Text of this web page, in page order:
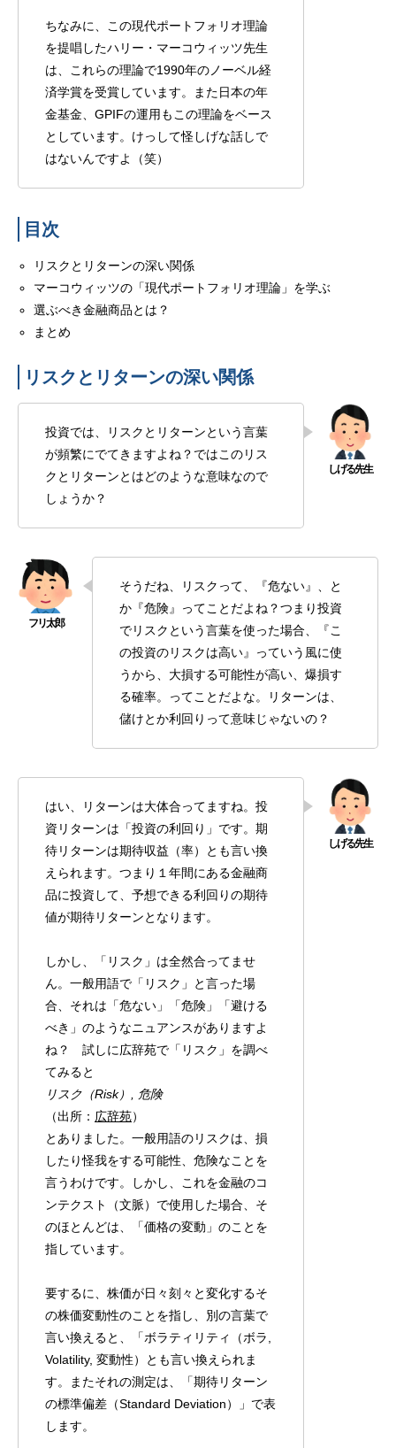
ちなみに、この現代ポートフォリオ理論
を提唱したハリー・マーコウィッツ先生
は、これらの理論で1990年のノーベル経
済学賞を受賞しています。また日本の年
金基金、GPIFの運用もこの理論をベース
としています。けっして怪しげな話しで
はないんですよ（笑）
目次
リスクとリターンの深い関係
マーコウィッツの「現代ポートフォリオ理論」を学ぶ
選ぶべき金融商品とは？
まとめ
リスクとリターンの深い関係
投資では、リスクとリターンという言葉
が頻繁にでてきますよね？ではこのリス
クとリターンとはどのような意味なので
しょうか？
そうだね、リスクって、『危ない』、と
か『危険』ってことだよね？つまり投資
でリスクという言葉を使った場合、『こ
の投資のリスクは高い』っていう風に使
うから、大損する可能性が高い、爆損す
る確率。ってことだよな。リターンは、
儲けとか利回りって意味じゃないの？
はい、リターンは大体合ってますね。投
資リターンは「投資の利回り」です。期
待リターンは期待収益（率）とも言い換
えられます。つまり１年間にある金融商
品に投資して、予想できる利回りの期待
値が期待リターンとなります。
しかし、「リスク」は全然合ってませ
ん。一般用語で「リスク」と言った場
合、それは「危ない」「危険」「避ける
べき」のようなニュアンスがありますよ
ね？ 試しに広辞苑で「リスク」を調べ
てみると
リスク（Risk）, 危険
（出所： 広辞苑）
とありました。一般用語のリスクは、損
したり怪我をする可能性、危険なことを
言うわけです。しかし、これを金融のコ
ンテクスト（文脈）で使用した場合、そ
のほとんどは、「価格の変動」のことを
指しています。
要するに、株価が日々刻々と変化するそ
の株価変動性のことを指し、別の言葉で
言い換えると、「ボラティリティ（ボラ,
Volatility, 変動性）とも言い換えられま
す。またそれの測定は、「期待リターン
の標準偏差（Standard Deviation）」で表
します。